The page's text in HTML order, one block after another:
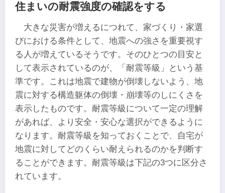
住まいの耐震強度の確認をする
大きな災害が増えるにつれて、家づくり・家選
びにおける条件として、地震への強さを重要視す
る人が増えているそうです。そのひとつの目安と
して表示されているのが、「耐震等級」という基
準です。これは地震で建物が倒壊しないよう、地
震に対する構造躯体の倒壊・崩壊等のしにくさを
表示したものです。耐震等級について一定の理解
があれば、より安全・安心な選択ができるように
なります。耐震等級を知っておくことで、自宅が
地震に対してどのくらい耐えられるのかを判断す
ることができます。耐震等級は下記の3つに区分さ
れています。